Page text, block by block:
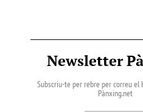
Newsletter
Subscriu-te per rebre per correu
Pànxing.net​